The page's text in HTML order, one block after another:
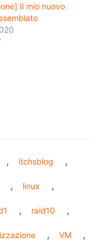
Il mio nuovo
, itchsblog ,
, linux ,
, raid10 ,
, VM ,